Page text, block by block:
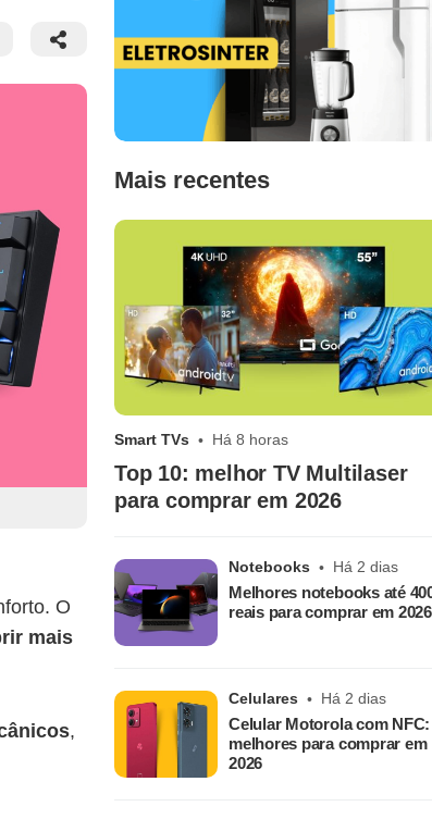
O
mais
,
Mais recentes
Smart TVs Há 8 horas
Top 10: melhor TV Multilaser
para comprar em 2026
Notebooks Há 2 dias
Melhores notebooks até
reais para comprar em 2026
Celulares Há 2 dias
Celular Motorola com NFC:
melhores para comprar em
2026